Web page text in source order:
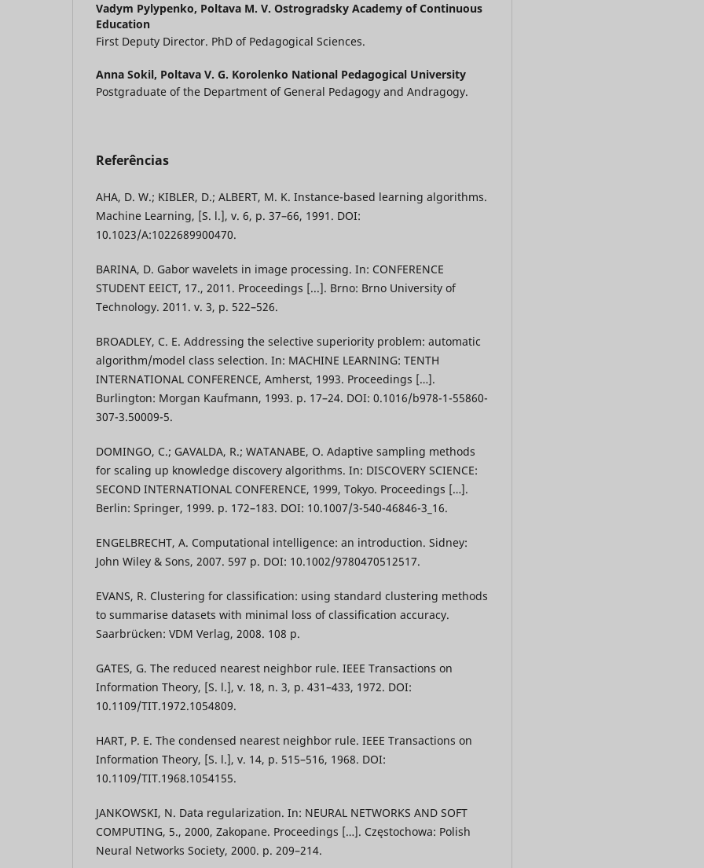
Vadym Pylypenko, Poltava M. V. Ostrogradsky Academy of Continuous
Education
First Deputy Director. PhD of Pedagogical Sciences.
Anna Sokil, Poltava V. G. Korolenko National Pedagogical University
Postgraduate of the Department of General Pedagogy and Andragogy.
Referências
AHA, D. W.; KIBLER, D.; ALBERT, M. K. Instance-based learning algorithms.
Machine Learning, [S. l.], v. 6, p. 37–66, 1991. DOI:
10.1023/A:1022689900470.
BARINA, D. Gabor wavelets in image processing. In: CONFERENCE
STUDENT EEICT, 17., 2011. Proceedings [...]. Brno: Brno University of
Technology. 2011. v. 3, p. 522–526.
BROADLEY, C. E. Addressing the selective superiority problem: automatic
algorithm/model class selection. In: MACHINE LEARNING: TENTH
INTERNATIONAL CONFERENCE, Amherst, 1993. Proceedings […].
Burlington: Morgan Kaufmann, 1993. p. 17–24. DOI: 0.1016/b978-1-55860-
307-3.50009-5.
DOMINGO, C.; GAVALDA, R.; WATANABE, O. Adaptive sampling methods
for scaling up knowledge discovery algorithms. In: DISCOVERY SCIENCE:
SECOND INTERNATIONAL CONFERENCE, 1999, Tokyo. Proceedings […].
Berlin: Springer, 1999. p. 172–183. DOI: 10.1007/3-540-46846-3_16.
ENGELBRECHT, A. Computational intelligence: an introduction. Sidney:
John Wiley & Sons, 2007. 597 p. DOI: 10.1002/9780470512517.
EVANS, R. Clustering for classification: using standard clustering methods
to summarise datasets with minimal loss of classification accuracy.
Saarbrücken: VDM Verlag, 2008. 108 p.
GATES, G. The reduced nearest neighbor rule. IEEE Transactions on
Information Theory, [S. l.], v. 18, n. 3, p. 431–433, 1972. DOI:
10.1109/TIT.1972.1054809.
HART, P. E. The condensed nearest neighbor rule. IEEE Transactions on
Information Theory, [S. l.], v. 14, p. 515–516, 1968. DOI:
10.1109/TIT.1968.1054155.
JANKOWSKI, N. Data regularization. In: NEURAL NETWORKS AND SOFT
COMPUTING, 5., 2000, Zakopane. Proceedings […]. Częstochowa: Polish
Neural Networks Society, 2000. p. 209–214.